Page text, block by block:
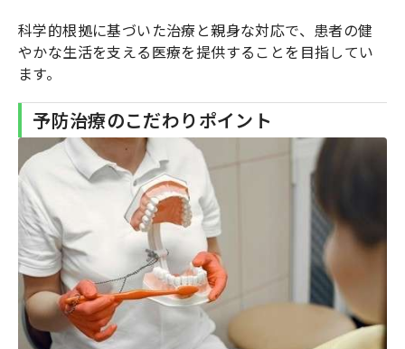
科学的根拠に基づいた治療と親身な対応で、患者の健
やかな生活を支える医療を提供することを目指してい
ます。
予防治療のこだわりポイント